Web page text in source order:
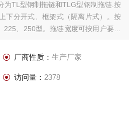
为TL型钢制拖链和TLG型钢制拖链.按
下分开式、框架式（隔离片式）。按
、250型。拖链宽度可按用户要求
厂商性质： 生产厂家
访问量： 2378